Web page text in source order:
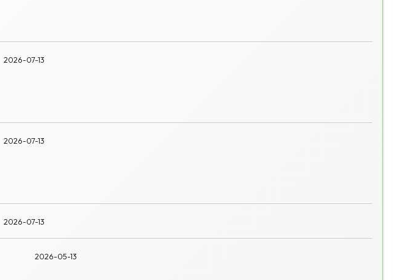
2026-07-13
2026-07-13
2026-07-13
2026-05-13